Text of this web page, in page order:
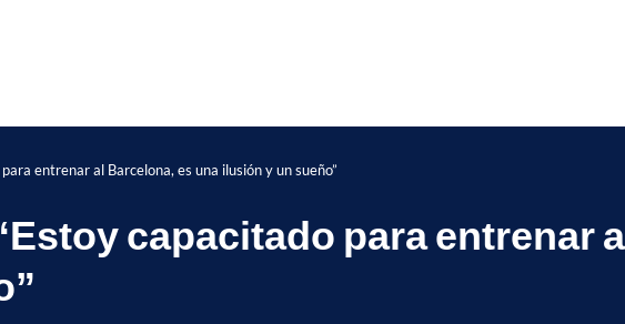
entrenar al Barcelona, es una ilusión y un sueño”
capacitado para entrenar